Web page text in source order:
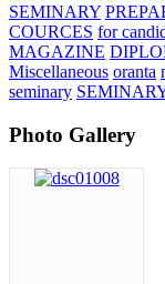
SEMINARY
COURCES for
MAGAZINE
Miscellaneous oranta
seminary
Photo Gallery